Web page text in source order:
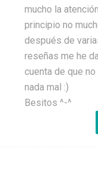
mucho la
principio no
después de
reseñas me he
cuenta de que no
nada mal :)
Besitos ^-^